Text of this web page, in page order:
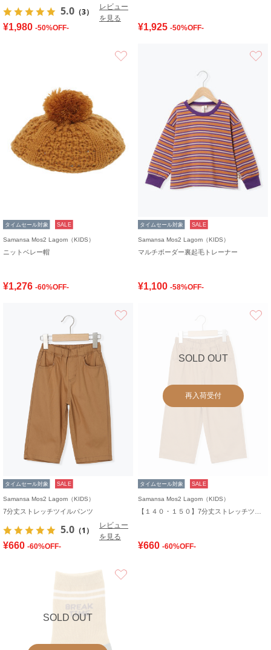
5.0 （3）
レビュー
を見る
¥1,980 -50%OFF- ¥1,925 -50%OFF-
タイムセール対象 SALE
Samansa Mos2 Lagom（KIDS）
ニットベレー帽
¥1,276 -60%OFF-
タイムセール対象 SALE
Samansa Mos2 Lagom（KIDS）
マルチボーダー裏起毛トレーナー
¥1,100 -58%OFF-
タイムセール対象 SALE
Samansa Mos2 Lagom（KIDS）
7分丈ストレッチツイルパンツ
5.0 （1）
レビュー
を見る
¥660 -60%OFF-
SOLD OUT
再入荷受付
タイムセール対象 SALE
Samansa Mos2 Lagom（KIDS）
¥660 -60%OFF-
SOLD OUT